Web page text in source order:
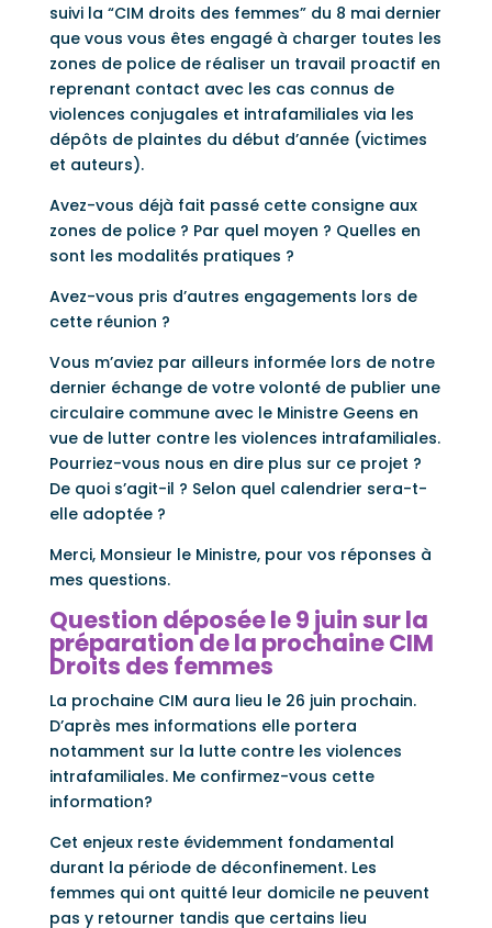
suivi la “CIM droits des femmes” du 8 mai dernier
que vous vous êtes engagé à charger toutes les
zones de police de réaliser un travail proactif en
reprenant contact avec les cas connus de
violences conjugales et intrafamiliales via les
dépôts de plaintes du début d’année (victimes
et auteurs).
Avez-vous déjà fait passé cette consigne aux
zones de police ? Par quel moyen ? Quelles en
sont les modalités pratiques ?
Avez-vous pris d’autres engagements lors de
cette réunion ?
Vous m’aviez par ailleurs informée lors de notre
dernier échange de votre volonté de publier une
circulaire commune avec le Ministre Geens en
vue de lutter contre les violences intrafamiliales.
Pourriez-vous nous en dire plus sur ce projet ?
De quoi s’agit-il ? Selon quel calendrier sera-t-
elle adoptée ?
Merci, Monsieur le Ministre, pour vos réponses à
mes questions.
Question déposée le 9 juin sur la
préparation de la prochaine CIM
Droits des femmes
La prochaine CIM aura lieu le 26 juin prochain.
D’après mes informations elle portera
notamment sur la lutte contre les violences
intrafamiliales. Me confirmez-vous cette
information?
Cet enjeux reste évidemment fondamental
durant la période de déconfinement. Les
femmes qui ont quitté leur domicile ne peuvent
pas y retourner tandis que certains lieu